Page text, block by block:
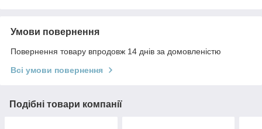
Умови повернення
Повернення товару впродовж 14 днів за домовленістю
Всі умови повернення
Подібні товари компанії